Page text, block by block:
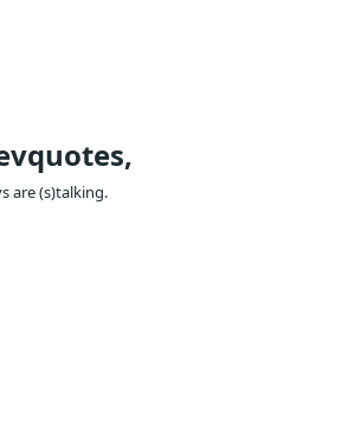
are (s)talking.